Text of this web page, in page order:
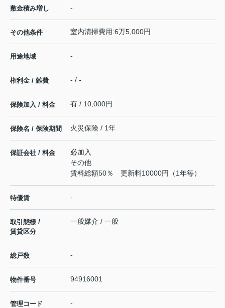
敷金積み増し -
その他条件 室内清掃費用:6万5,000円
用途地域 -
権利金 / 雑費 - / -
保険加入 / 料金 有 / 10,000円
保険名 / 保険期間 火災保険 / 1年
保証会社 / 料金
必加入
その他
賃料総額50％ 更新料10000円（1年毎）
特優賃 -
取引態様 /
賃貸区分
一般媒介 / 一般
総戸数 -
物件番号 94916001
管理コード -